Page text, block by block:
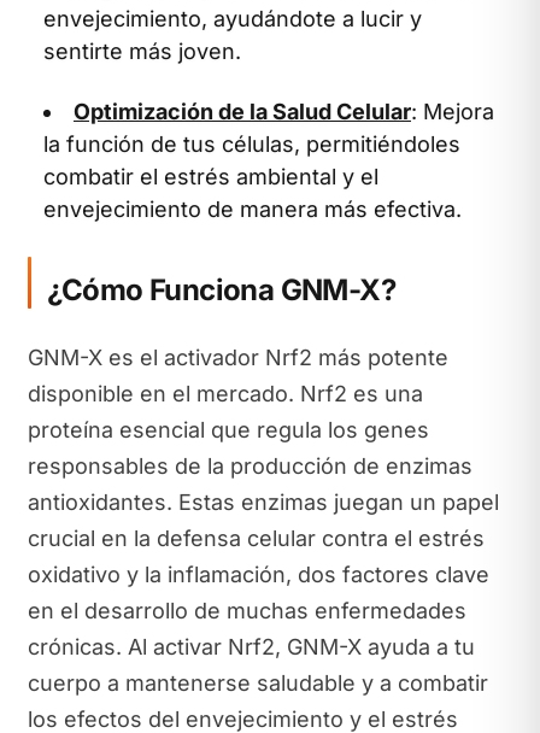
envejecimiento, ayudándote a lucir y
sentirte más joven.
Optimización de la Salud Celular: Mejora
la función de tus células, permitiéndoles
combatir el estrés ambiental y el
envejecimiento de manera más efectiva.
¿Cómo Funciona GNM-X?
GNM-X es el activador Nrf2 más potente
disponible en el mercado. Nrf2 es una
proteína esencial que regula los genes
responsables de la producción de enzimas
antioxidantes. Estas enzimas juegan un papel
crucial en la defensa celular contra el estrés
oxidativo y la inflamación, dos factores clave
en el desarrollo de muchas enfermedades
crónicas. Al activar Nrf2, GNM-X ayuda a tu
cuerpo a mantenerse saludable y a combatir
los efectos del envejecimiento y el estrés